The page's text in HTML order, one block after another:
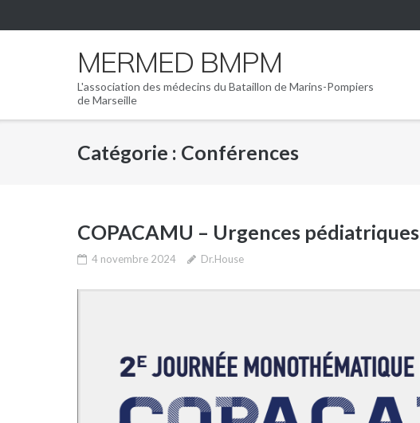
to
MERMED BMPM
L'association des médecins du Bataillon de Marins-Pompiers
de Marseille
Catégorie : Conférences
COPACAMU – Urgences pédiatriques
4 novembre 2024 Dr.House